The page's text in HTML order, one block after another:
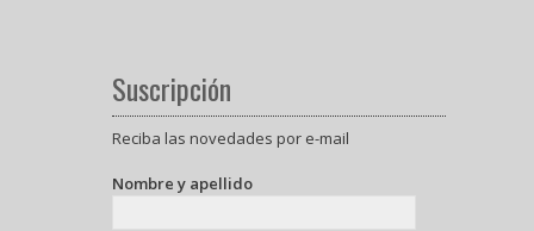
Suscripción
Reciba las novedades por e-mail
Nombre y apellido